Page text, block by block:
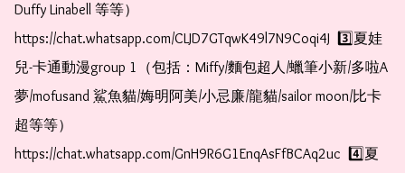
Duffy Linabell 等等）
https://chat.whatsapp.com/CLJD7GTqwK49l7N9Coqi4J  3️⃣夏娃
兒-卡通動漫group 1（包括：Miffy/麵包超人/蠟筆小新/多啦A
夢/mofusand 鯊魚貓/娒明阿美/小忌廉/龍貓/sailor moon/比卡
超等等）
https://chat.whatsapp.com/GnH9R6G1EnqAsFfBCAq2uc  4️⃣夏